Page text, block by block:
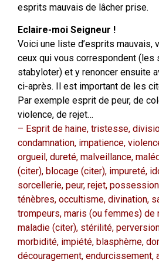
esprits mauvais de lâcher prise.
Eclaire-moi Seigneur !
Voici une liste d’esprits mauvais,
ceux qui vous correspondent (les
stabyloter) et y renoncer ensuite
ci-après. Il est important de les
Par exemple esprit de peur, de
violence, de rejet…
– Esprit de haine, tristesse,
condamnation, impatience,
orgueil, dureté, malveillance,
(citer), blocage (citer), impureté,
sorcellerie, peur, rejet,
ténèbres, occultisme, divination,
trompeurs, maris (ou femmes) de
maladie (citer), stérilité,
morbidité, impiété, blasphème,
découragement, endurcissement,